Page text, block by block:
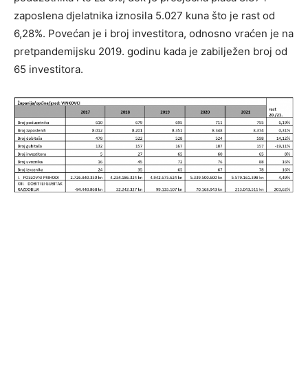
zaposlena djelatnika iznosila 5.027 kuna što je rast od
6,28%. Povećan je i broj investitora, odnosno vraćen je na
pretpandemijsku 2019. godinu kada je zabilježen broj od
65 investitora.